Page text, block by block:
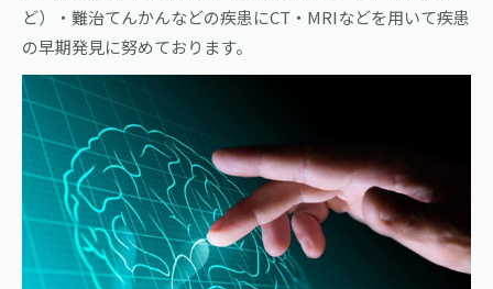
ど）・難治てんかんなどの疾患にCT・MRIなどを用いて疾患
の早期発見に努めております。